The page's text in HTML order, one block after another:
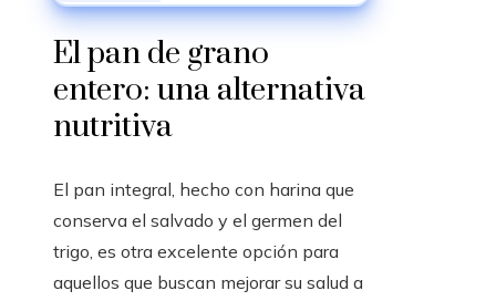
Mujeres
El pan de grano
entero: una alternativa
nutritiva
El pan integral, hecho con harina que
conserva el salvado y el germen del
trigo, es otra excelente opción para
aquellos que buscan mejorar su salud a